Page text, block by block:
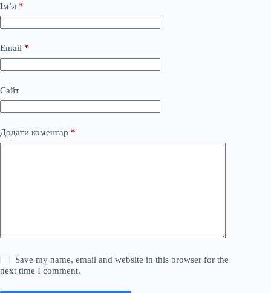
Ім’я *
Email *
Сайт
Додати коментар *
Save my name, email and website in this browser for the
next time I comment.